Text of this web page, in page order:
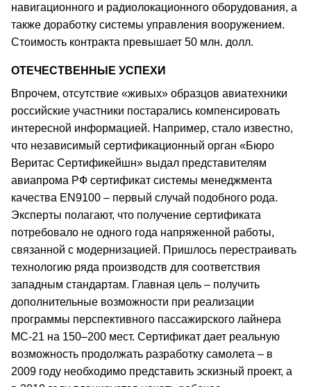
навигационного и радиолокационного оборудования, а
также доработку системы управления вооружением.
Стоимость контракта превышает 50 млн. долл.
ОТЕЧЕСТВЕННЫЕ УСПЕХИ
Впрочем, отсутствие «живых» образцов авиатехники
российские участники постарались компенсировать
интересной информацией. Например, стало известно,
что независимый сертификационный орган «Бюро
Веритас Сертификейшн» выдал представителям
авиапрома РФ сертификат системы менеджмента
качества EN9100 – первый случай подобного рода.
Эксперты полагают, что получение сертификата
потребовало не одного года напряженной работы,
связанной с модернизацией. Пришлось перестраивать
технологию ряда производств для соответствия
западным стандартам. Главная цель – получить
дополнительные возможности при реализации
программы перспективного пассажирского лайнера
МС-21 на 150–200 мест. Сертификат дает реальную
возможность продолжать разработку самолета – в
2009 году необходимо представить эскизный проект, а